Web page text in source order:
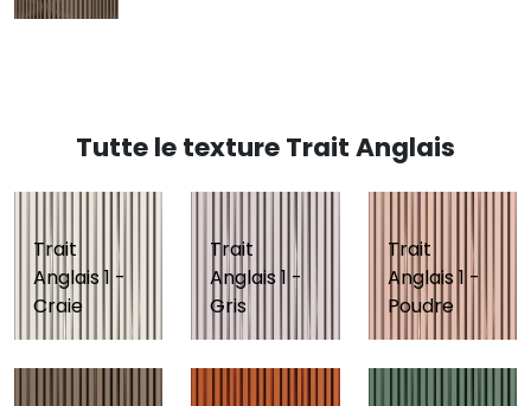
Tutte le texture Trait Anglais
Trait
Anglais 1 -
Craie
Trait
Anglais 1 -
Gris
Trait
Anglais 1 -
Poudre